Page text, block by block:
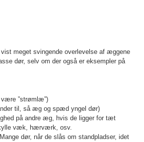
meget svingende overlevelse af æggene
dør, selv om der også er eksempler på
”strømlæ”)
til, så æg og spæd yngel dør)
på andre æg, hvis de ligger for tæt
væk, hærværk, osv.
dør, når de slås om standpladser, idet